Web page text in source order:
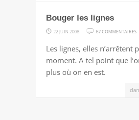
?
Bouger les lignes
22 JUIN 2008 67 COMMENTAIRES
Les lignes, elles n’arrêtent
moment. A tel point que
plus où on en est.